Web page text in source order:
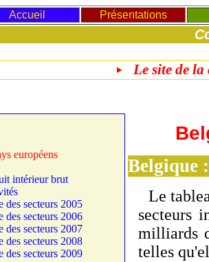
Accueil Présentations
Le site de
européens
intérieur brut
des secteurs 2005
des secteurs 2006
des secteurs 2007
des secteurs 2008
des secteurs 2009
Belgique
Le
secteurs
milliards
telles